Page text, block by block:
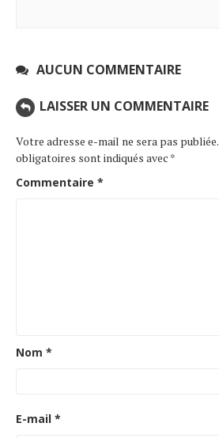
AUCUN COMMENTAIRE
LAISSER UN COMMENTAIRE
Votre adresse e-mail ne sera pas publiée.
obligatoires sont indiqués avec *
Commentaire *
Nom *
E-mail *